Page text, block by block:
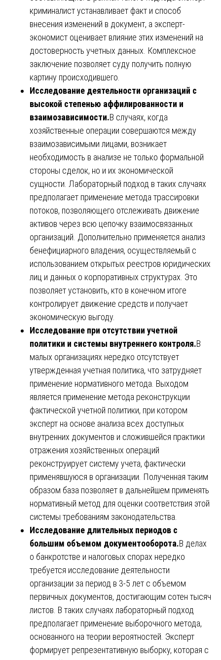
криминалист устанавливает факт и способ
внесения изменений в документ, а эксперт-
экономист оценивает влияние этих изменений на
достоверность учетных данных. Комплексное
заключение позволяет суду получить полную
картину происходившего.
Исследование деятельности организаций с
высокой степенью аффилированности и
взаимозависимости.В случаях, когда
хозяйственные операции совершаются между
взаимозависимыми лицами, возникает
необходимость в анализе не только формальной
стороны сделок, но и их экономической
сущности. Лабораторный подход в таких случаях
предполагает применение метода трассировки
потоков, позволяющего отслеживать движение
активов через всю цепочку взаимосвязанных
организаций. Дополнительно применяется анализ
бенефициарного владения, осуществляемый с
использованием открытых реестров юридических
лиц и данных о корпоративных структурах. Это
позволяет установить, кто в конечном итоге
контролирует движение средств и получает
экономическую выгоду.
Исследование при отсутствии учетной
политики и системы внутреннего контроля.В
малых организациях нередко отсутствует
утвержденная учетная политика, что затрудняет
применение нормативного метода. Выходом
является применение метода реконструкции
фактической учетной политики, при котором
эксперт на основе анализа всех доступных
внутренних документов и сложившейся практики
отражения хозяйственных операций
реконструирует систему учета, фактически
применявшуюся в организации. Полученная таким
образом база позволяет в дальнейшем применять
нормативный метод для оценки соответствия этой
системы требованиям законодательства.
Исследование длительных периодов с
большим объемом документооборота.В делах
о банкротстве и налоговых спорах нередко
требуется исследование деятельности
организации за период в 3-5 лет с объемом
первичных документов, достигающим сотен тысяч
листов. В таких случаях лабораторный подход
предполагает применение выборочного метода,
основанного на теории вероятностей. Эксперт
формирует репрезентативную выборку, которая с